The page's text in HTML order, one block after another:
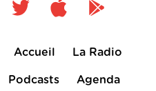
Accueil La Radio
Podcasts Agenda